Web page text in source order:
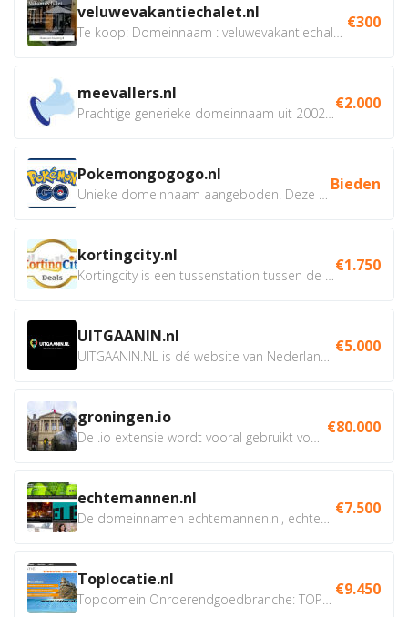
veluwevakantiechalet.nl €300
meevallers.nl €2.000
Pokemongogogo.nl Bieden
kortingcity.nl €1.750
UITGAANIN.nl €5.000
groningen.io €80.000
echtemannen.nl €7.500
Toplocatie.nl €9.450